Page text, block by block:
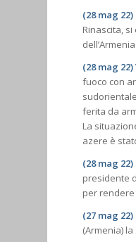
(28 mag 22)
Rinascita,
(28 mag 22)
fuoco con
ferita da
La
azere è
(28 mag 22)
presidente
per rendere
(27 mag 22)
(Armenia)